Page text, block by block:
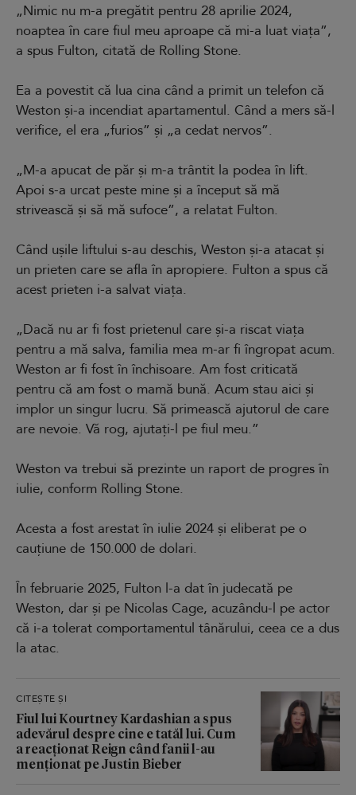
„Nimic nu m-a pregătit pentru 28 aprilie 2024,
noaptea în care fiul meu aproape că mi-a luat viața”,
a spus Fulton, citată de Rolling Stone.
Ea a povestit că lua cina când a primit un telefon că
Weston și-a incendiat apartamentul. Când a mers să-l
verifice, el era „furios” și „a cedat nervos”.
„M-a apucat de păr și m-a trântit la podea în lift.
Apoi s-a urcat peste mine și a început să mă
strivească și să mă sufoce”, a relatat Fulton.
Când ușile liftului s-au deschis, Weston și-a atacat și
un prieten care se afla în apropiere. Fulton a spus că
acest prieten i-a salvat viața.
„Dacă nu ar fi fost prietenul care și-a riscat viața
pentru a mă salva, familia mea m-ar fi îngropat acum.
Weston ar fi fost în închisoare. Am fost criticată
pentru că am fost o mamă bună. Acum stau aici și
implor un singur lucru. Să primească ajutorul de care
are nevoie. Vă rog, ajutați-l pe fiul meu.”
Weston va trebui să prezinte un raport de progres în
iulie, conform Rolling Stone.
Acesta a fost arestat în iulie 2024 și eliberat pe o
cauțiune de 150.000 de dolari.
În februarie 2025, Fulton l-a dat în judecată pe
Weston, dar și pe Nicolas Cage, acuzându-l pe actor
că i-a tolerat comportamentul tânărului, ceea ce a dus
la atac.
CITEȘTE ȘI
Fiul lui Kourtney Kardashian a spus
adevărul despre cine e tatăl lui. Cum
a reacționat Reign când fanii l-au
menționat pe Justin Bieber